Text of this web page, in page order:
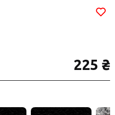
225 ₴